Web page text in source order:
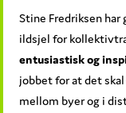
Stine Fredriksen
ildsjel for
entusiastisk og
jobbet for at det
mellom byer og i